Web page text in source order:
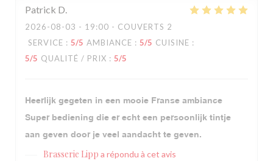
Patrick D
2026-08-03 - 19:00 - COUVERTS 2
SERVICE : 5/5 AMBIANCE : 5/5 CUISINE :
5/5 QUALITÉ / PRIX : 5/5
Heerlijk gegeten in een mooie Franse ambiance
Super bediening die er echt een persoonlijk tintje
aan geven door je veel aandacht te geven.
Brasserie Lipp a répondu à cet avis